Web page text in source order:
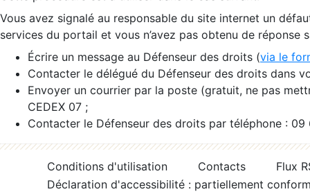
Vous avez signalé au responsable du site internet un
services du portail et vous n’avez pas obtenu de réponse
Écrire un message au Défenseur des droits (via le
Contacter le délégué du Défenseur des droits dans
Envoyer un courrier par la poste (gratuit, ne pas
CEDEX 07 ;
Contacter le Défenseur des droits par téléphone :
Conditions d'utilisation Contacts
Flux
Déclaration d'accessibilité : partiellement